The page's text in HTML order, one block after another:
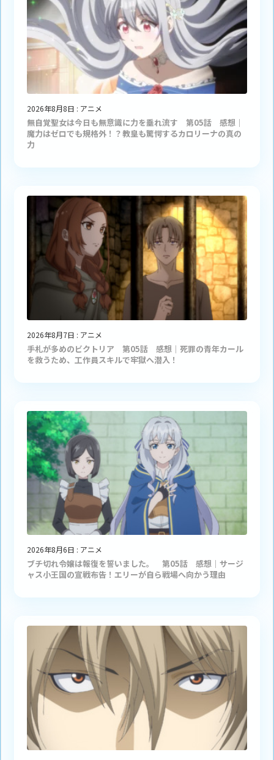
2026年8月8日 : アニメ
無自覚聖女は今日も無意識に力を垂れ流す 第05話 感想｜
魔力はゼロでも規格外！？教皇も驚愕するカロリーナの真の
力
2026年8月7日 : アニメ
手札が多めのビクトリア 第05話 感想｜死罪の青年カール
を救うため、工作員スキルで牢獄へ潜入！
2026年8月6日 : アニメ
ブチ切れ令嬢は報復を誓いました。 第05話 感想｜サージ
ャス小王国の宣戦布告！エリーが自ら戦場へ向かう理由